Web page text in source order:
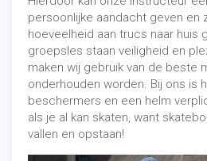
persoonlijke aandacht geven en
hoeveelheid aan trucs naar huis
groepsles staan veiligheid en
maken wij gebruik van de beste
onderhouden worden. Bij ons is
beschermers en een helm
als je al kan skaten, want
vallen en opstaan!